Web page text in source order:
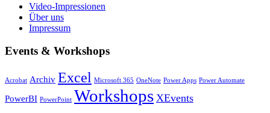
Video-Impressionen
Über uns
Impressum
Events & Workshops
Acrobat Archiv Excel Microsoft 365 OneNote Power Apps Power Automate
PowerBI PowerPoint Workshops XEvents